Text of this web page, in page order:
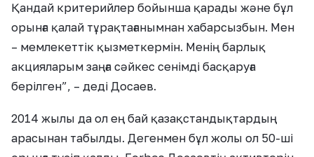
Қандай критерийлер бойынша қарады және бұл
орынға қалай тұрақтағанымнан хабарсызбын. Мен
– мемлекеттік қызметкермін. Менің барлық
акцияларым заңға сәйкес сенімді басқаруға
берілген”, – деді Досаев.
2014 жылы да ол ең бай қазақстандықтардың
арасынан табылды. Дегенмен бұл жолы ол 50-ші